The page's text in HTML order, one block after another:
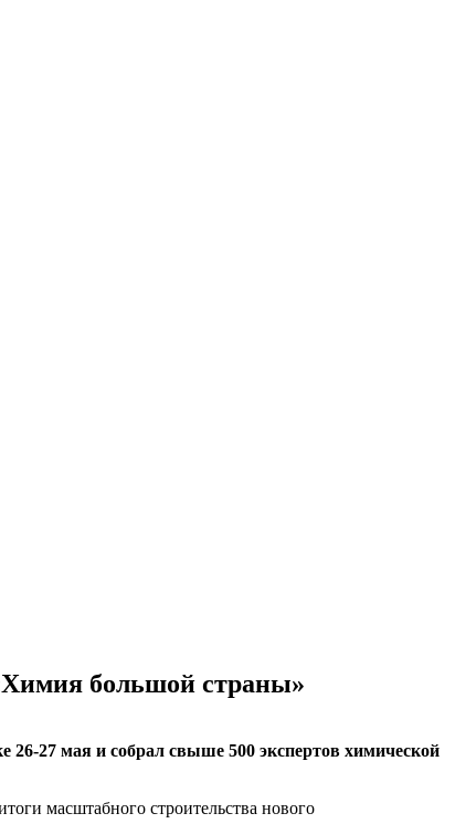
большой страны»
27 мая и собрал свыше 500 экспертов химической
масштабного строительства нового